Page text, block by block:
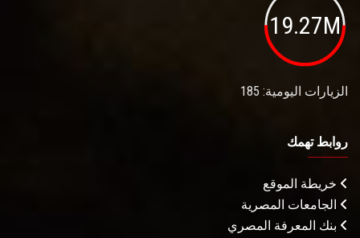
19.27M
الزيارات اليومية: 185
روابط تهمك
خريطة الموقع
الجامعات المصرية
بنك المعرفة المصري